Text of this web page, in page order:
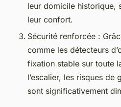
leur domicile historique,
leur confort.
Sécurité renforcée :
comme les détecteurs
fixation stable sur toute
l’escalier, les risques de
sont significativement